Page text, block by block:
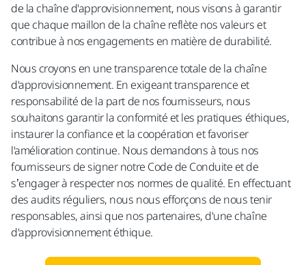
de la chaîne d'approvisionnement, nous visons à garantir
que chaque maillon de la chaîne reflète nos valeurs et
contribue à nos engagements en matière de durabilité.
Nous croyons en une transparence totale de la chaîne
d'approvisionnement. En exigeant transparence et
responsabilité de la part de nos fournisseurs, nous
souhaitons garantir la conformité et les pratiques éthiques,
instaurer la confiance et la coopération et favoriser
l'amélioration continue. Nous demandons à tous nos
fournisseurs de signer notre Code de Conduite et de
s’engager à respecter nos normes de qualité. En effectuant
des audits réguliers, nous nous efforçons de nous tenir
responsables, ainsi que nos partenaires, d'une chaîne
d'approvisionnement éthique.